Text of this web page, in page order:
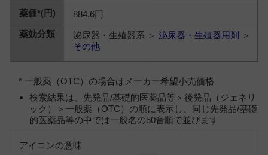
884.6円
泌尿器・生殖器系 ＞泌尿器・生殖器用剤
＞
その他
* 一般薬（OTC）の場合はメーカー希望小売価格
検索結果は、先発品/基礎的医薬品等＞後発品（ジェネリ
ック）＞一般薬（OTC）の順に表示し、同じ先発品/基礎
的医薬品等の中では一般名の50音順で並びます
アイコンの意味